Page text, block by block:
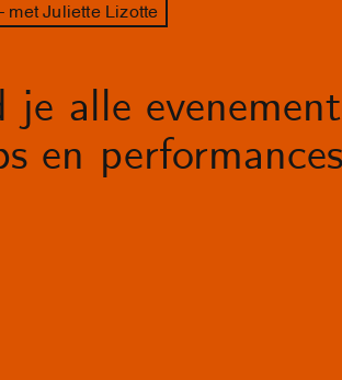
met Juliette Lizotte
je alle
en